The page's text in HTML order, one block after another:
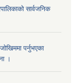
सार्वजनिक
पर्नुभएका
।